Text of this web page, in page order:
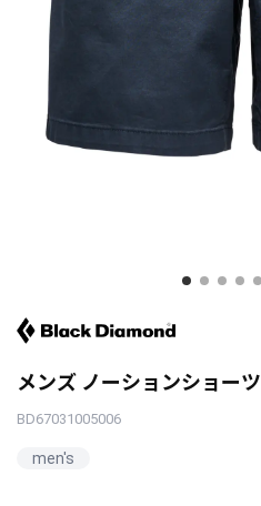
メンズ ノーションショーツ
BD67031005006
men's